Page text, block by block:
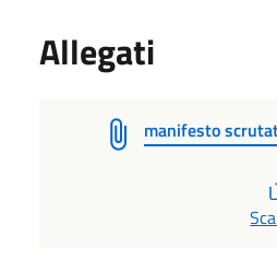
Allegati
manifesto